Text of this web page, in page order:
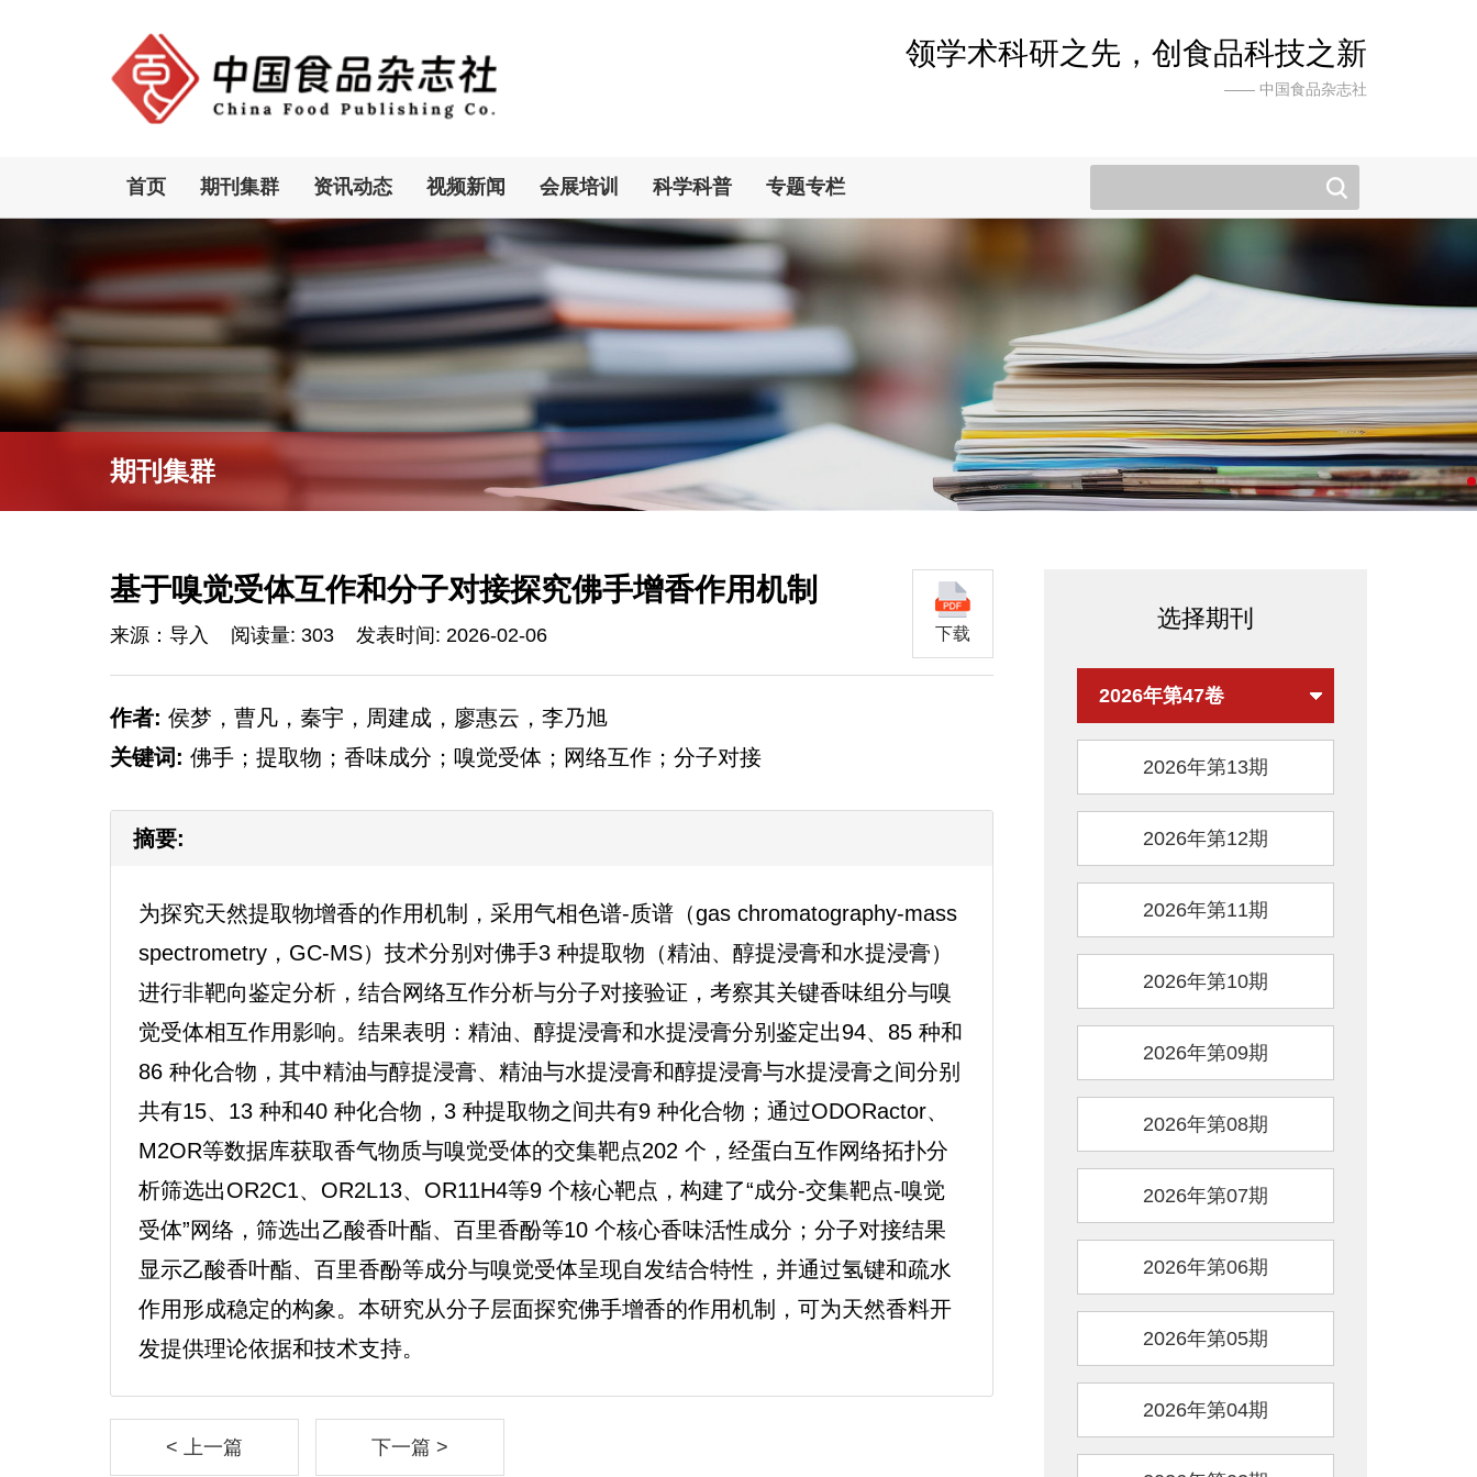
领学术科研之先，创食品科技之新
—— 中国食品杂志社
首页 期刊集群 资讯动态 视频新闻 会展培训 科学科普 专题专栏
期刊集群
基于嗅觉受体互作和分子对接探究佛手增香作用机制
来源：导入 阅读量: 303 发表时间: 2026-02-06 下载
作者: 侯梦，曹凡，秦宇，周建成，廖惠云，李乃旭
关键词: 佛手；提取物；香味成分；嗅觉受体；网络互作；分子对接
摘要:
为探究天然提取物增香的作用机制，采用气相色谱-质谱（gas chromatography-mass
spectrometry，GC-MS）技术分别对佛手3 种提取物（精油、醇提浸膏和水提浸膏）
进行非靶向鉴定分析，结合网络互作分析与分子对接验证，考察其关键香味组分与嗅
觉受体相互作用影响。结果表明：精油、醇提浸膏和水提浸膏分别鉴定出94、85 种和
86 种化合物，其中精油与醇提浸膏、精油与水提浸膏和醇提浸膏与水提浸膏之间分别
共有15、13 种和40 种化合物，3 种提取物之间共有9 种化合物；通过ODORactor、
M2OR等数据库获取香气物质与嗅觉受体的交集靶点202 个，经蛋白互作网络拓扑分
析筛选出OR2C1、OR2L13、OR11H4等9 个核心靶点，构建了“成分-交集靶点-嗅觉
受体”网络，筛选出乙酸香叶酯、百里香酚等10 个核心香味活性成分；分子对接结果
显示乙酸香叶酯、百里香酚等成分与嗅觉受体呈现自发结合特性，并通过氢键和疏水
作用形成稳定的构象。本研究从分子层面探究佛手增香的作用机制，可为天然香料开
发提供理论依据和技术支持。
< 上一篇 下一篇 >
选择期刊
2026年第47卷
2026年第13期
2026年第12期
2026年第11期
2026年第10期
2026年第09期
2026年第08期
2026年第07期
2026年第06期
2026年第05期
2026年第04期